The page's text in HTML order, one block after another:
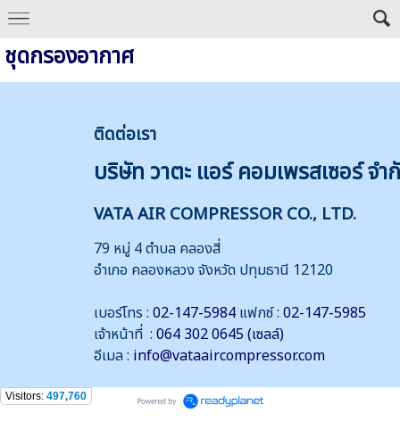
ชุดกรองอากาศ
ติดต่อเรา
บริษัท วาตะ แอร์ คอมเพรสเซอร์ จำ
VATA AIR COMPRESSOR CO., LTD.
79 หมู่ 4 ตำบล คลองสี่
อำเภอ คลองหลวง จังหวัด ปทุมธานี 12120
เบอร์โทร : 02-147-5984 แฟกซ์ : 02-147-5985
เจ้าหน้าที่ : 064 302 0645 (เซลล์)
อีเมล : info@vataaircompressor.com
Visitors: 497,760